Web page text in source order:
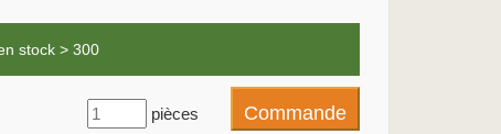
stock > 300
pièces